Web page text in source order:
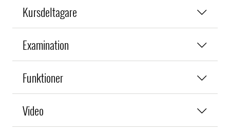
Kursdeltagare
Examination
Funktioner
Video